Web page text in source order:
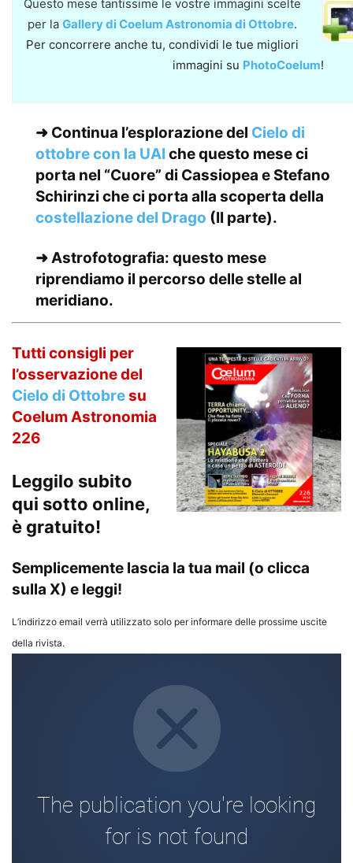
Questo mese tantissime le vostre immagini scelte
per la Gallery di Coelum Astronomia di Ottobre.
Per concorrere anche tu, condividi le tue migliori
immagini su PhotoCoelum!
➜ Continua l’esplorazione del Cielo di
ottobre con la UAI che questo mese ci
porta nel “Cuore” di Cassiopea e Stefano
Schirinzi che ci porta alla scoperta della
costellazione del Drago (II parte).
➜ Astrofotografia: questo mese
riprendiamo il percorso delle stelle al
meridiano.
Tutti consigli per
l’osservazione del
Cielo di Ottobresu
Coelum Astronomia
226
Leggilo subito
qui sotto online,
è gratuito!
Semplicemente lascia la tua mail (o clicca
sulla X) e leggi!
L’indirizzo email verrà utilizzato solo per informare delle prossime uscite
della rivista.